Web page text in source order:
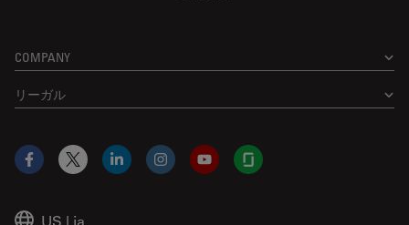
COMPANY
リーガル
US | ja
Facebook
X LinkedInInstagramYouTubeGlassdoor